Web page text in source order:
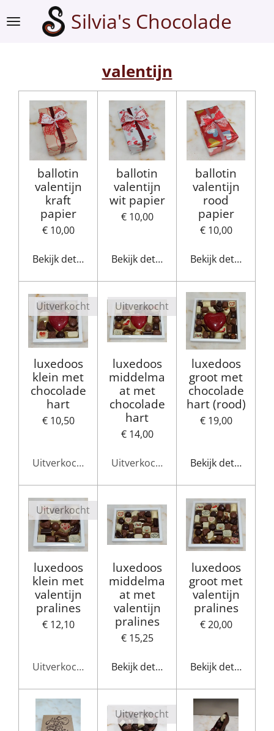
direct
Silvia's Chocolade
valentijn
ballotin
valentijn
kraft
papier
€ 10,00
Bekijk details
ballotin
valentijn
wit papier
€ 10,00
Bekijk details
ballotin
valentijn
rood
papier
€ 10,00
Bekijk details
Uitverkocht
luxedoos
klein met
chocolade
hart
€ 10,50
Uitverkocht
Uitverkocht
luxedoos
middelma
at met
chocolade
hart
€ 14,00
Uitverkocht
luxedoos
groot met
chocolade
hart (rood)
€ 19,00
Bekijk details
Uitverkocht
luxedoos
klein met
valentijn
pralines
€ 12,10
Uitverkocht
luxedoos
middelma
at met
valentijn
pralines
€ 15,25
Bekijk details
luxedoos
groot met
valentijn
pralines
€ 20,00
Bekijk details
Uitverkocht